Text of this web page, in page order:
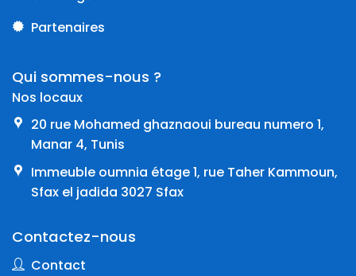
Partenaires
Qui sommes-nous ?
Nos locaux
20 rue Mohamed ghaznaoui bureau numero 1,
Manar 4, Tunis
Immeuble oumnia étage 1, rue Taher Kammoun,
Sfax el jadida 3027 Sfax
Contactez-nous
Contact